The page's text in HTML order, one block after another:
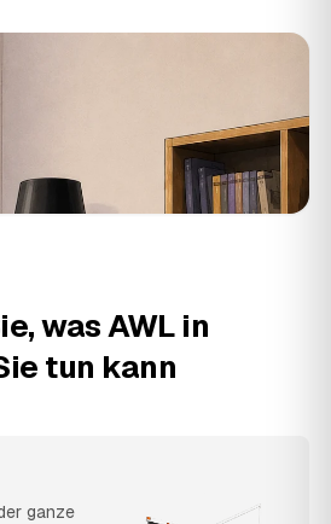
was AWL in
tun kann
ganze